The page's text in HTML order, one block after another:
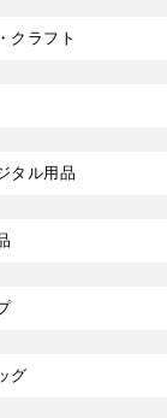
クラフト
タル用品
グ